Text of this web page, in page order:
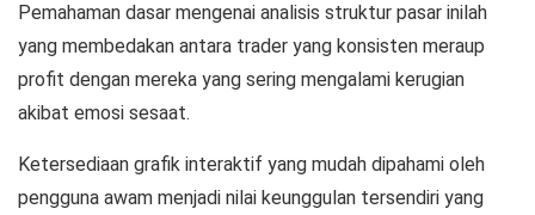
Pemahaman dasar mengenai analisis struktur pasar inilah
yang membedakan antara trader yang konsisten meraup
profit dengan mereka yang sering mengalami kerugian
akibat emosi sesaat.
Ketersediaan grafik interaktif yang mudah dipahami oleh
pengguna awam menjadi nilai keunggulan tersendiri yang